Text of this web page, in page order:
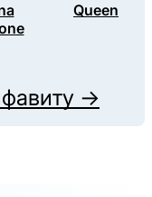
Queen
→